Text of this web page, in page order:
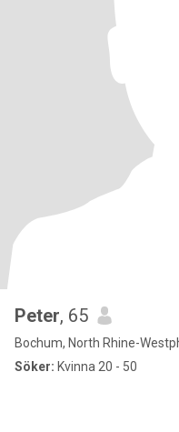
Peter, 65
Bochum, North Rhine-
Söker: Kvinna 20 - 50